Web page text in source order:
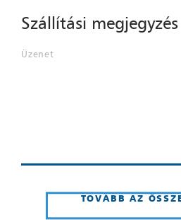
Szállítási megjegyzés
Üzenet
TOVÁBB AZ